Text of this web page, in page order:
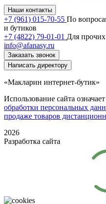
Наши контакты
+7 (961) 015-70-55 По
и бутиков
+7 (4822) 79-01-01 Для
info@afanasy.ru
Заказать звонок
Написать директору
«Макларин интернет-бутик»
Использование сайта
обработки персональных
продаже товаров
2026
Разработка сайта